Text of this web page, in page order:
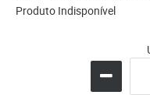
Produto Indisponível